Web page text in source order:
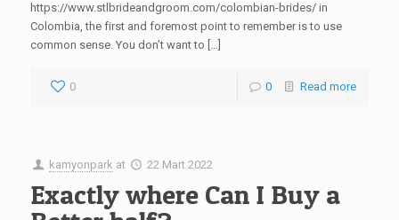
https://www.stlbrideandgroom.com/colombian-brides/ in
Colombia, the first and foremost point to remember is to use
common sense. You don’t want to […]
0 0 Read more
kamyonpark at 22 Mart 2022
Exactly where Can I Buy a